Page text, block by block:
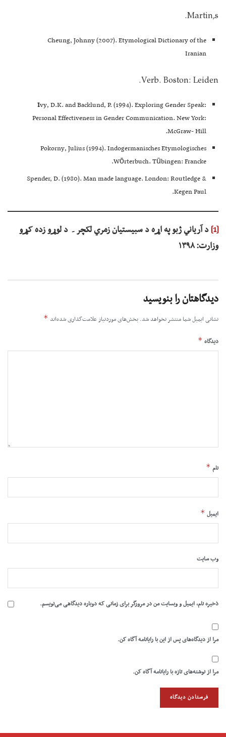
Martin,s.
Cheung, Johnny (2007). Etymological Dictionary of the
Iranian
Verb. Boston: Leiden.
Ivy, D.K. and Backlund, P. (1994). Exploring Gender Speak:
Personal Effectiveness in Gender Communication. New York:
McGraw- Hill.
Pokorny, Julius (1994). Indogermanisches Etymologisches
Wōrterbuch. Tūbingen: Francke.
Spender, D. (1980). Man made language. London: Routledge &
Kegen Paul.
[1] د آرياني ژبو په اړه د سبيستيان زمري لکچر۔ د لوړو زده کړو
وزارت: ۱۳۹۸
دیدگاهتان را بنویسید
نشانی ایمیل شما منتشر نخواهد شد. بخش‌های موردنیاز علامت‌گذاری شده‌اند *
دیدگاه *
نام *
ایمیل *
وب‌ سایت
ذخیره نام، ایمیل و وبسایت من در مرورگر برای زمانی که دوباره دیدگاهی می‌نویسم.
مرا از دیدگاه‌های پس از این با رایانامه آگاه کن.
مرا از نوشته‌های تازه با رایانامه آگاه کن.